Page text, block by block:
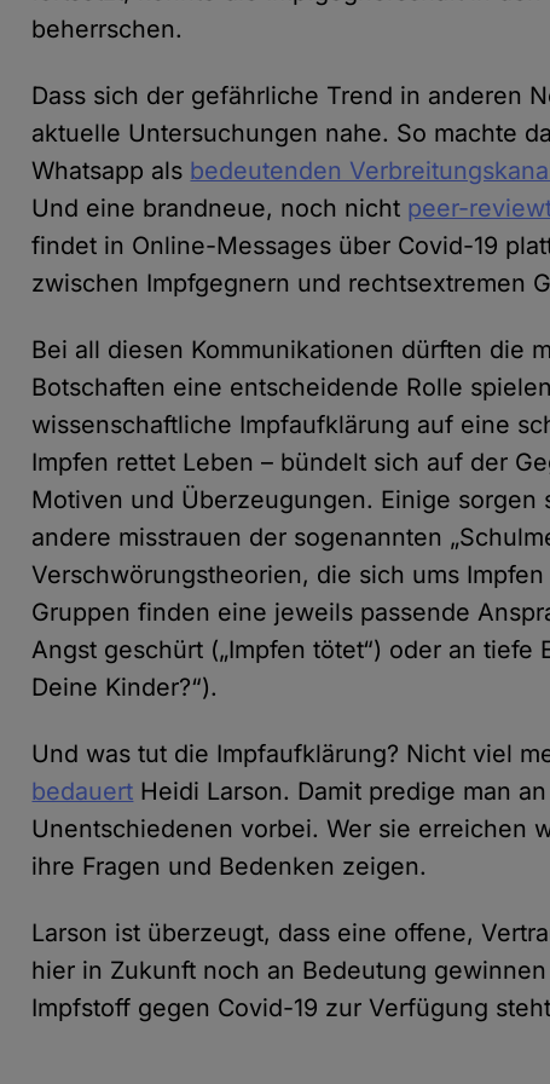
beherrschen.
Dass sich der gefährliche Trend in anderen
aktuelle Untersuchungen nahe. So machte
Whatsapp als bedeutenden
Und eine brandneue, noch nicht peer-
findet in Online-Messages über Covid-19
zwischen Impfgegnern und rechtsextremen
Bei all diesen Kommunikationen dürften die
Botschaften eine entscheidende Rolle
wissenschaftliche Impfaufklärung auf eine
Impfen rettet Leben – bündelt sich auf der
Motiven und Überzeugungen. Einige sorgen
andere misstrauen der sogenannten
Verschwörungstheorien, die sich ums
Gruppen finden eine jeweils passende
Angst geschürt („Impfen tötet“) oder an tiefe
Deine Kinder?“).
Und was tut die Impfaufklärung? Nicht viel
bedauert Heidi Larson. Damit predige man
Unentschiedenen vorbei. Wer sie erreichen
ihre Fragen und Bedenken zeigen.
Larson ist überzeugt, dass eine offene,
hier in Zukunft noch an Bedeutung
Impfstoff gegen Covid-19 zur Verfügung steht